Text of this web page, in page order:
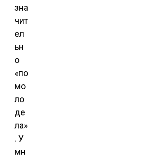
зна
чит
ел
ьн
о
«по
мо
ло
де
ла»
. У
мн